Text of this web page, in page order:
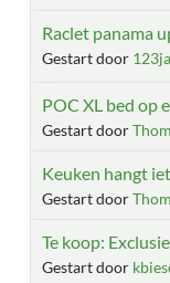
Raclet panama
Gestart door
POC XL bed op
Gestart door
Keuken hangt
Gestart door
Te koop:
Gestart door